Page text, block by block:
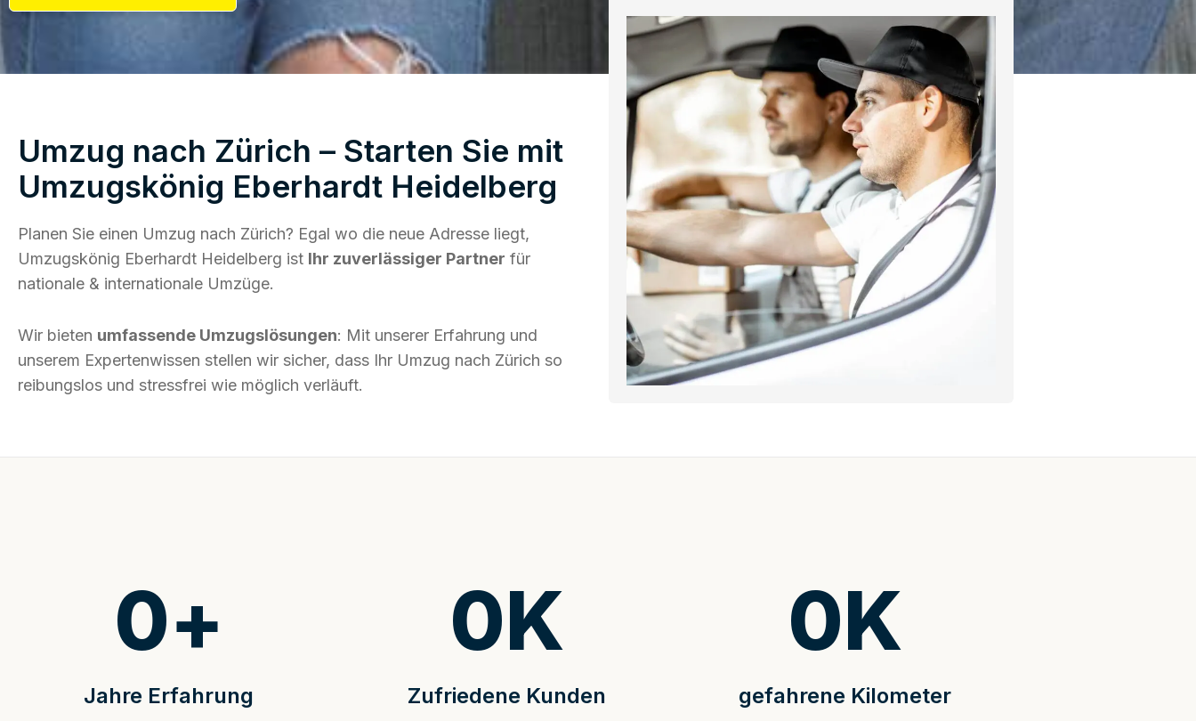
Umzug nach Zürich – Starten Sie mit
Umzugskönig Eberhardt Heidelberg
Planen Sie einen Umzug nach Zürich? Egal wo die neue Adresse liegt,
Umzugskönig Eberhardt Heidelberg ist Ihr zuverlässiger Partner für
nationale & internationale Umzüge.
Wir bieten umfassende Umzugslösungen: Mit unserer Erfahrung und
unserem Expertenwissen stellen wir sicher, dass Ihr Umzug nach Zürich so
reibungslos und stressfrei wie möglich verläuft.
Jahre Erfahrung
0+
Zufriedene Kunden
0K
gefahrene Kilometer
0K